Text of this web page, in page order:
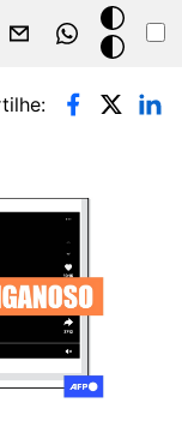
Modo
escuro